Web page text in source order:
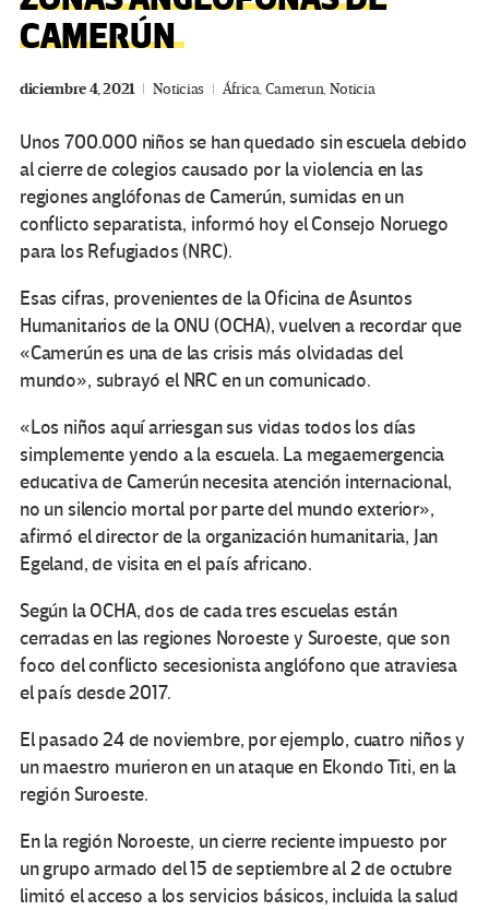
CAMERÚN
diciembre 4, 2021 Noticias África,Camerun,Noticia
Unos 700.000 niños se han quedado sin escuela debido
al cierre de colegios causado por la violencia en las
regiones anglófonas de Camerún, sumidas en un
conflicto separatista, informó hoy el Consejo Noruego
para los Refugiados (NRC).
Esas cifras, provenientes de la Oficina de Asuntos
Humanitarios de la ONU (OCHA), vuelven a recordar que
«Camerún es una de las crisis más olvidadas del
mundo», subrayó el NRC en un comunicado.
«Los niños aquí arriesgan sus vidas todos los días
simplemente yendo a la escuela. La megaemergencia
educativa de Camerún necesita atención internacional,
no un silencio mortal por parte del mundo exterior»,
afirmó el director de la organización humanitaria, Jan
Egeland, de visita en el país africano.
Según la OCHA, dos de cada tres escuelas están
cerradas en las regiones Noroeste y Suroeste, que son
foco del conflicto secesionista anglófono que atraviesa
el país desde 2017.
El pasado 24 de noviembre, por ejemplo, cuatro niños y
un maestro murieron en un ataque en Ekondo Titi, en la
región Suroeste.
En la región Noroeste, un cierre reciente impuesto por
un grupo armado del 15 de septiembre al 2 de octubre
limitó el acceso a los servicios básicos, incluida la salud